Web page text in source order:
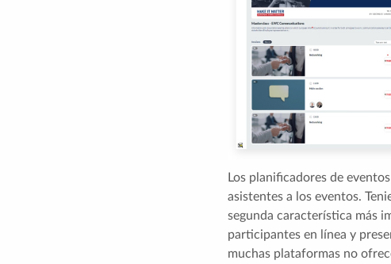
Los planificadores de
asistentes a los eventos.
segunda característica más
participantes en línea y
muchas plataformas no